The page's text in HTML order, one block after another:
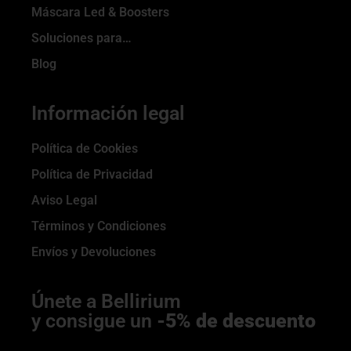
Máscara Led & Boosters
Soluciones para…
Blog
Información legal
Política de Cookies
Política de Privacidad
Aviso Legal
Términos y Condiciones
Envíos y Devoluciones
Únete a Bellirium
y consigue un -5% de descuento